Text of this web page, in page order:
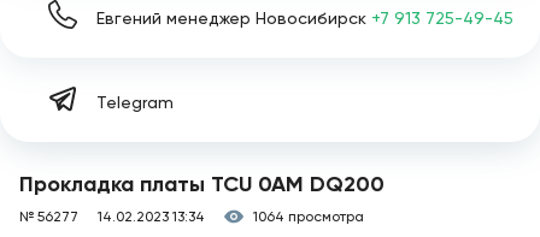
Прокладка платы TCU 0AM DQ200
№ 56277 14.02.2023 13:34 1064 просмотра
Telegram
Евгений менеджер Новосибирск +7 913 725-49-45